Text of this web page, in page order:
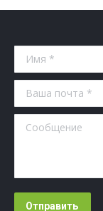
Имя *
Ваша почта *
Сообщение
Отправить